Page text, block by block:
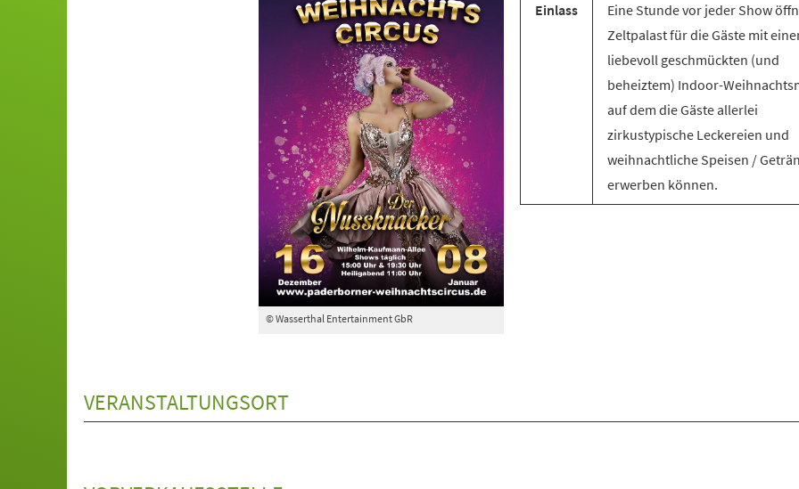
© Wasserthal Entertainment GbR
Einlass
Eine Stunde vor jeder Show
Zeltpalast für die Gäste mit
liebevoll geschmückten (und
beheiztem) Indoor-
auf dem die Gäste allerlei
zirkustypische Leckereien und
weihnachtliche Speisen /
erwerben können.
VERANSTALTUNGSORT